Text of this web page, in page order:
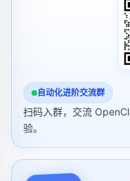
自动化进阶交流群
扫码入群，交流
验。